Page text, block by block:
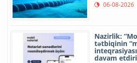
06-08-2026
Nazirlik:
tətbiqinin
davam